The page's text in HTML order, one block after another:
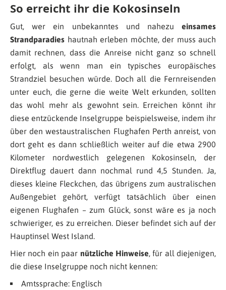
So erreicht ihr die Kokosinseln
Gut, wer ein unbekanntes und nahezu einsames
Strandparadies hautnah erleben möchte, der muss auch
damit rechnen, dass die Anreise nicht ganz so schnell
erfolgt, als wenn man ein typisches europäisches
Strandziel besuchen würde. Doch all die Fernreisenden
unter euch, die gerne die weite Welt erkunden, sollten
das wohl mehr als gewohnt sein. Erreichen könnt ihr
diese entzückende Inselgruppe beispielsweise, indem ihr
über den westaustralischen Flughafen Perth anreist, von
dort geht es dann schließlich weiter auf die etwa 2900
Kilometer nordwestlich gelegenen Kokosinseln, der
Direktflug dauert dann nochmal rund 4,5 Stunden. Ja,
dieses kleine Fleckchen, das übrigens zum australischen
Außengebiet gehört, verfügt tatsächlich über einen
eigenen Flughafen – zum Glück, sonst wäre es ja noch
schwieriger, es zu erreichen. Dieser befindet sich auf der
Hauptinsel West Island.
Hier noch ein paar nützliche Hinweise, für all diejenigen,
die diese Inselgruppe noch nicht kennen:
Amtssprache: Englisch